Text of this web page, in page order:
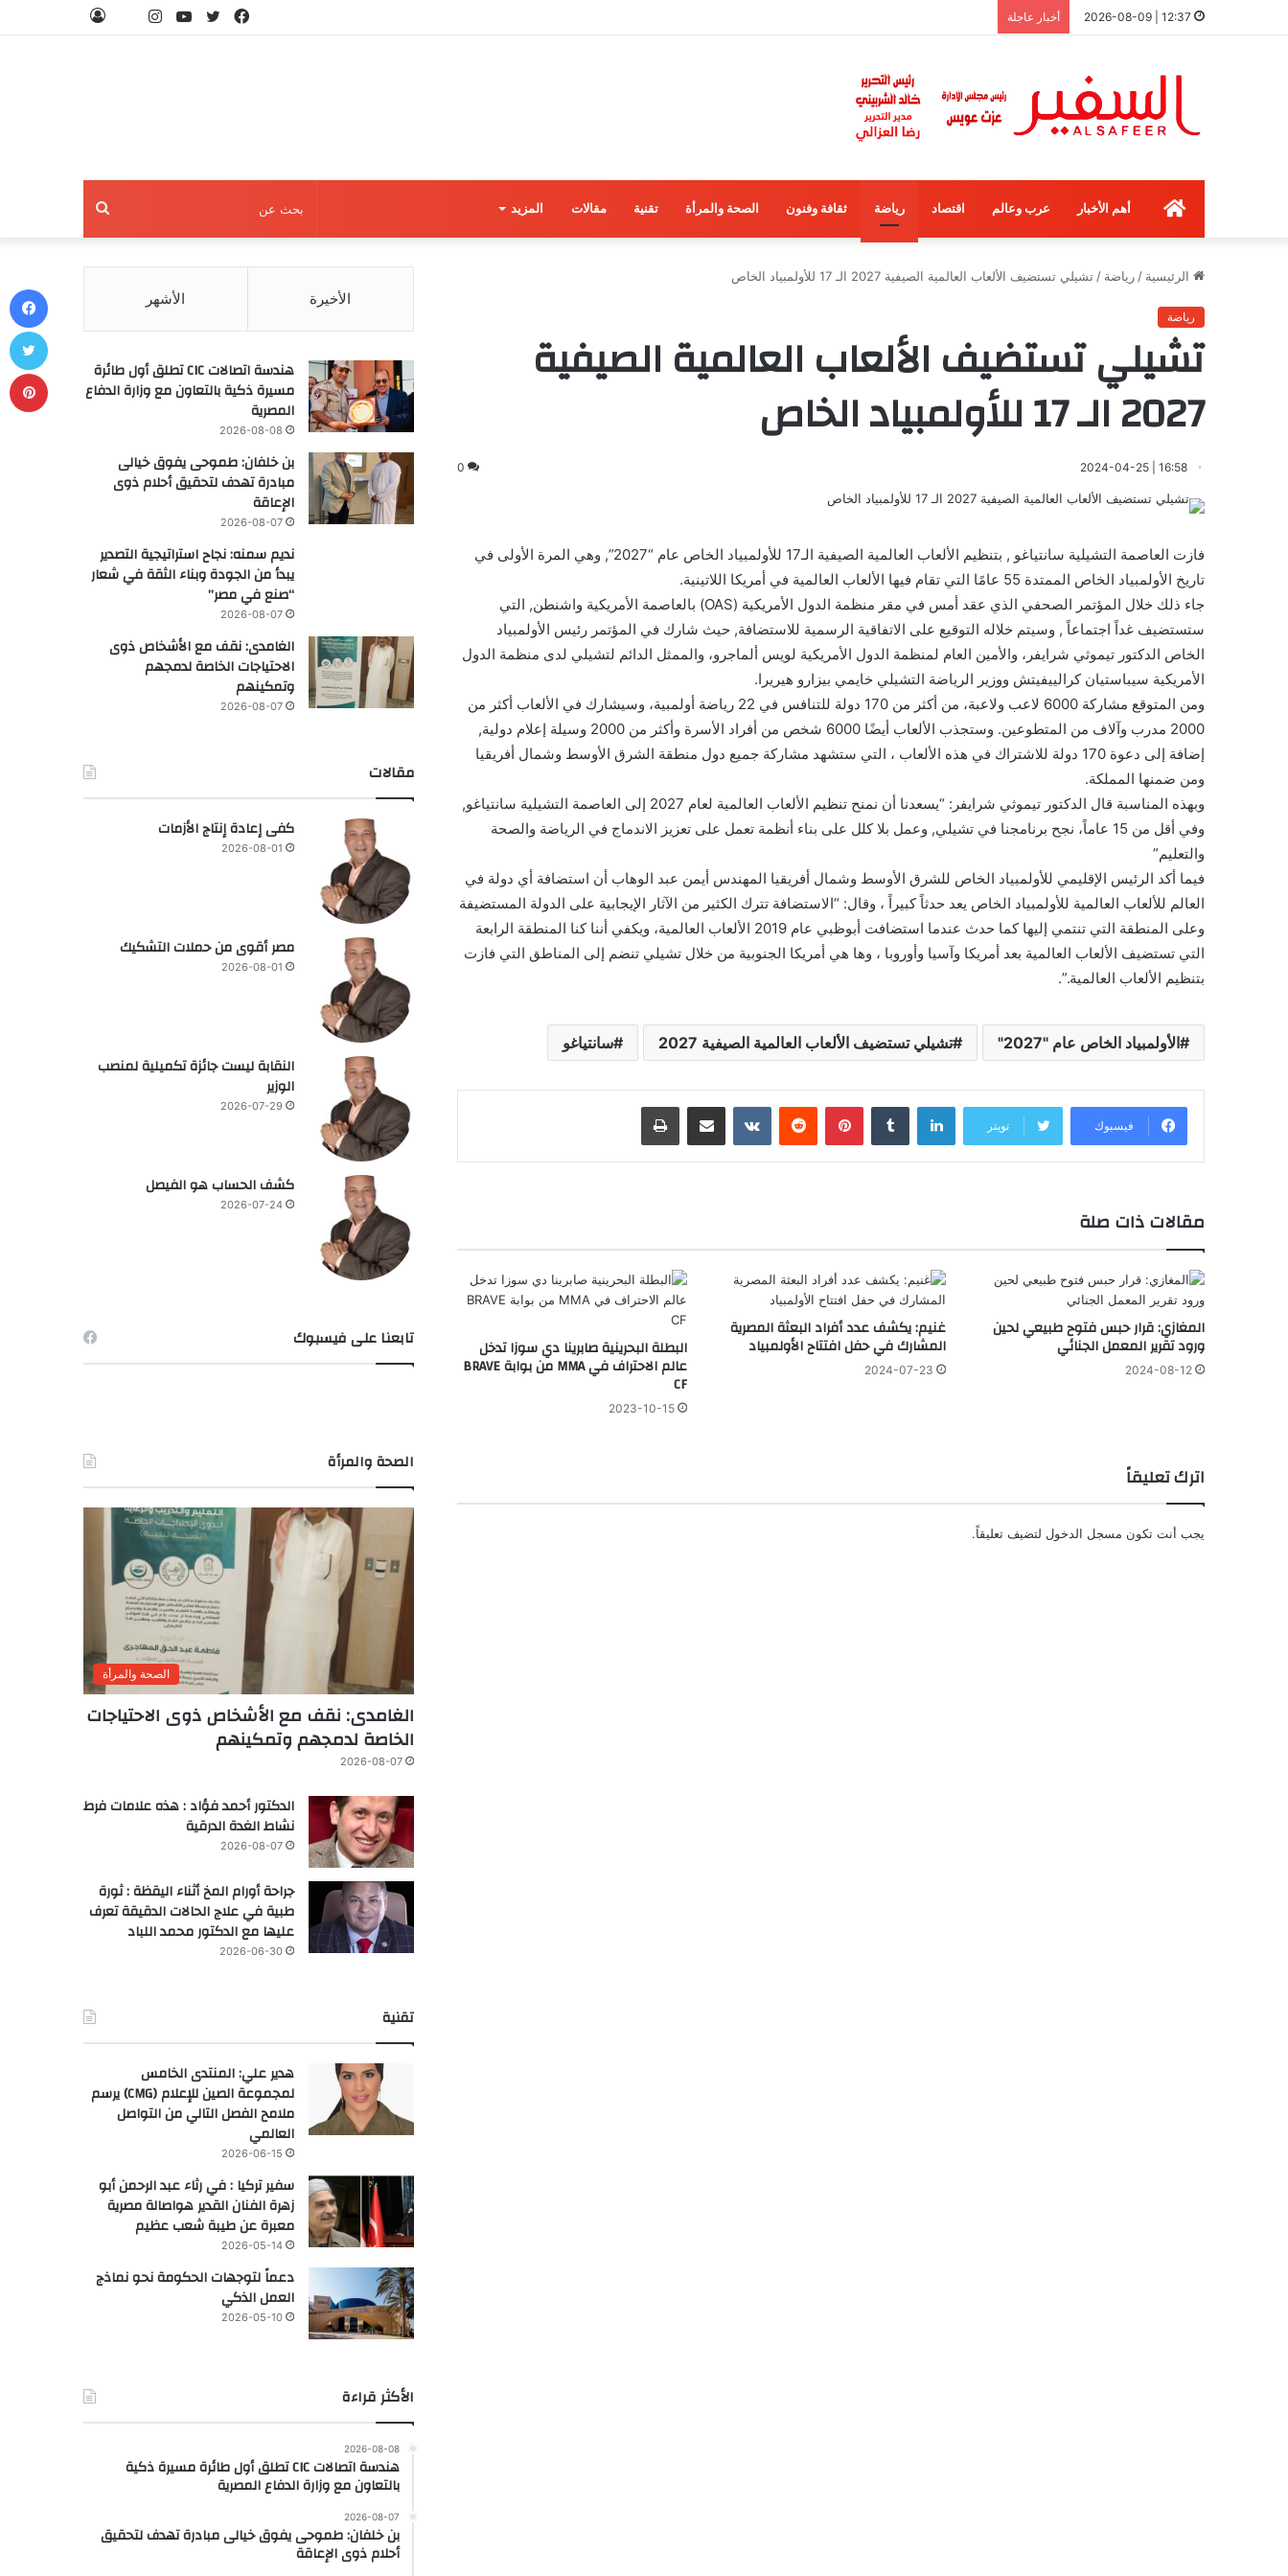
أخبار عاجلة threadsانستقرام يوتيوب تويتر
فيسبوك
الرئيسيةأهم الأخبار عرب وعالم اقتصاد رياضة ثقافة وفنون الصحة والمرأة تقنية مقالات المزيد
عن
الرئيسية /رياضة /تشيلي تستضيف الألعاب العالمية الصيفية 2027 الـ 17 للأولمبياد الخاص
رياضة
تشيلي تستضيف الألعاب العالمية الصيفية
2027 الـ 17 للأولمبياد الخاص
0
فازت العاصمة التشيلية سانتياغو , بتنظيم الألعاب العالمية الصيفية الـ17 للأولمبياد الخاص عام “2027”, وهي المرة الأولى في
تاريخ الأولمبياد الخاص الممتدة 55 عامًا التي تقام فيها الألعاب العالمية في أمريكا اللاتينية.
جاء ذلك خلال المؤتمر الصحفي الذي عقد أمس في مقر منظمة الدول الأمريكية (OAS) بالعاصمة الأمريكية واشنطن, التي
ستستضيف غداً اجتماعاً , وسيتم خلاله التوقيع على الاتفاقية الرسمية للاستضافة, حيث شارك في المؤتمر رئيس الأولمبياد
الخاص الدكتور تيموثي شرايفر، والأمين العام لمنظمة الدول الأمريكية لويس ألماجرو، والممثل الدائم لتشيلي لدى منظمة الدول
الأمريكية سيباستيان كرالييفيتش ووزير الرياضة التشيلي خايمي بيزارو هيريرا.
ومن المتوقع مشاركة 6000 لاعب ولاعبة، من أكثر من 170 دولة للتنافس في 22 رياضة أولمبية، وسيشارك في الألعاب أكثر من
2000 مدرب وآلاف من المتطوعين. وستجذب الألعاب أيضًا 6000 شخص من أفراد الأسرة وأكثر من 2000 وسيلة إعلام دولية,
إضافة إلى دعوة 170 دولة للاشتراك في هذه الألعاب ، التي ستشهد مشاركة جميع دول منطقة الشرق الأوسط وشمال أفريقيا
ومن ضمنها المملكة.
وبهذه المناسبة قال الدكتور تيموثي شرايفر: “يسعدنا أن نمنح تنظيم الألعاب العالمية لعام 2027 إلى العاصمة التشيلية سانتياغو,
وفي أقل من 15 عاماً، نجح برنامجنا في تشيلي, وعمل بلا كلل على بناء أنظمة تعمل على تعزيز الاندماج في الرياضة والصحة
والتعليم”
فيما أكد الرئيس الإقليمي للأولمبياد الخاص للشرق الأوسط وشمال أفريقيا المهندس أيمن عبد الوهاب أن استضافة أي دولة في
العالم للألعاب العالمية للأولمبياد الخاص يعد حدثاً كبيراً ، وقال: “الاستضافة تترك الكثير من الآثار الإيجابية على الدولة المستضيفة
وعلى المنطقة التي تنتمي إليها كما حدث عندما استضافت أبوظبي عام 2019 الألعاب العالمية، ويكفي أننا كنا المنطقة الرابعة
التي تستضيف الألعاب العالمية بعد أمريكا وآسيا وأوروبا ، وها هي أمريكا الجنوبية من خلال تشيلي تنضم إلى المناطق التي فازت
بتنظيم الألعاب العالمية.”.
الأولمبياد الخاص عام "2027" تشيلي تستضيف الألعاب العالمية الصيفية 2027 سانتياغو
فيسبوك تويتر
لينكدإن بينتيريست
مقالات ذات صلة
المغازي: قرار حبس فتوح طبيعي لحين
ورود تقرير المعمل الجنائي
2024-08-12
غنيم: يكشف عدد أفراد البعثة المصرية
المشارك في حفل افتتاح الأولمبياد
2024-07-23
البطلة البحرينية صابرينا دي سوزا تدخل
عالم الاحتراف في MMA من بوابة BRAVE
CF
2023-10-15
اترك تعليقاً
يجب أنت تكون مسجل الدخول لتضيف تعليقاً.
الأخيرة الأشهر
هندسة اتصالات CIC تطلق أول طائرة
مسيرة ذكية بالتعاون مع وزارة الدفاع
المصرية
2026-08-08
بن خلفان: طموحى يفوق خيالى
مبادرة تهدف لتحقيق أحلام ذوى
الإعاقة
2026-08-07
نديم سمنه: نجاح استراتيجية التصدير
يبدأ من الجودة وبناء الثقة في شعار
“صنع في مصر”
2026-08-07
الغامدى: نقف مع الأشخاص ذوى
الاحتياجات الخاصة لدمجهم
وتمكينهم
2026-08-07
مقالات
كفى إعادة إنتاج الأزمات
2026-08-01
مصر أقوى من حملات التشكيك
2026-08-01
النقابة ليست جائزة تكميلية لمنصب
الوزير
2026-07-29
كشف الحساب هو الفيصل
2026-07-24
تابعنا على فيسبوك
الصحة والمرأة
الصحة والمرأة
الغامدى: نقف مع الأشخاص ذوى الاحتياجات
الخاصة لدمجهم وتمكينهم
2026-08-07
الدكتور أحمد فؤاد : هذه علامات فرط
نشاط الغدة الدرقية
2026-08-07
جراحة أورام المخ أثناء اليقظة : ثورة
طبية في علاج الحالات الدقيقة تعرف
عليها مع الدكتور محمد اللباد
2026-06-30
تقنية
هدير علي: المنتدى الخامس
لمجموعة الصين للإعلام (CMG) يرسم
ملامح الفصل التالي من التواصل
العالمي
2026-06-15
سفير تركيا : في رثاء عبد الرحمن أبو
زهرة الفنان القدير هواصالة مصرية
معبرة عن طيبة شعب عظيم
2026-05-14
دعماً لتوجهات الحكومة نحو نماذج
العمل الذكي
2026-05-10
الأكثر قراءة
2026-08-08
هندسة اتصالات CIC تطلق أول طائرة مسيرة ذكية
بالتعاون مع وزارة الدفاع المصرية
2026-08-07
بن خلفان: طموحى يفوق خيالى مبادرة تهدف لتحقيق
أحلام ذوى الإعاقة